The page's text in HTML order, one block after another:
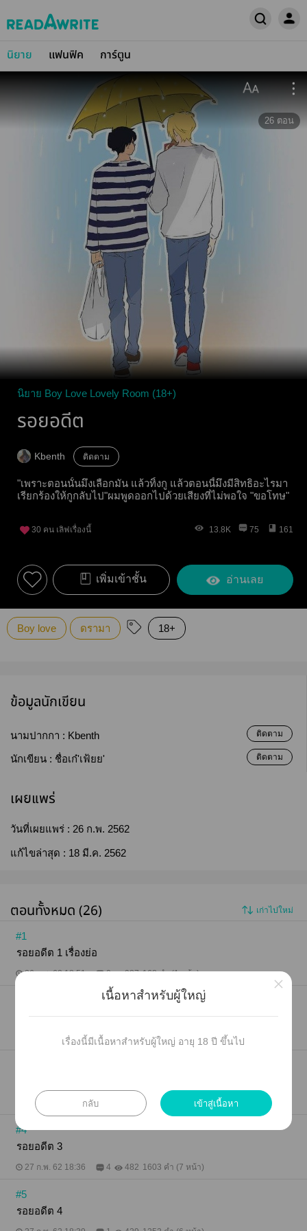
นิยาย แฟนฟิค การ์ตูน
26 ตอน
นิยาย Boy Love Lovely Room (18+)
รอยอดีต
Kbenth ติดตาม
"เพราะตอนนั้นมึงเลือกมัน แล้วทิ้งกู แล้วตอนนี้มึงมีสิทธิอะไรมา
เรียกร้องให้กูกลับไป"ผมพูดออกไปด้วยเสียงที่ไม่พอใจ "ขอโทษ"
30 คน เลิฟเรื่องนี้ 13.8K 75 161
เพิ่มเข้าชั้น อ่านเลย
Boy love ดรามา 18+
ข้อมูลนักเขียน
นามปากกา : Kbenth ติดตาม
นักเขียน : ชื่อเก๋'เฟ้ยย' ติดตาม
เผยแพร่
วันที่เผยแพร่ : 26 ก.พ. 2562
แก้ไขล่าสุด : 18 มี.ค. 2562
ตอนทั้งหมด (26) เก่าไปใหม่
#1
รอยอดีต 1 เรื่องย่อ
26 ก.พ. 62 18:51 0 987 168 คำ (1 หน้า)
รอยอดีต 1
26 ก.พ. 62 18:55 0 766 954 คำ (4 หน้า)
27 ก.พ. 62 02:05 949 คำ (4 หน้า)
#4
รอยอดีต 3
27 ก.พ. 62 18:36 4 482 1603 คำ (7 หน้า)
#5
รอยอดีต 4
เนื้อหาสำหรับผู้ใหญ่
เรื่องนี้มีเนื้อหาสำหรับผู้ใหญ่ อายุ 18 ปี ขึ้นไป
กลับ เข้าสู่เนื้อหา
×